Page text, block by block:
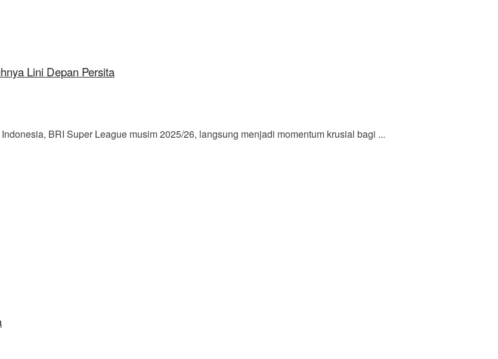
Lini Depan Persita
BRI Super League musim 2025/26, langsung menjadi momentum krusial bagi ...